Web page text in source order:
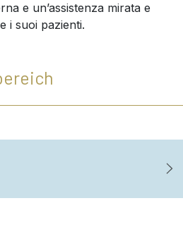
e un’assistenza mirata e
i suoi pazienti.